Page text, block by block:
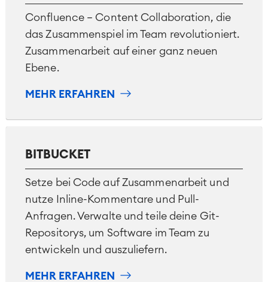
Confluence – Content Collaboration, die
das Zusammenspiel im Team revolutioniert.
Zusammenarbeit auf einer ganz neuen
Ebene.
MEHR ERFAHREN
BITBUCKET
Setze bei Code auf Zusammenarbeit und
nutze Inline-Kommentare und Pull-
Anfragen. Verwalte und teile deine Git-
Repositorys, um Software im Team zu
entwickeln und auszuliefern.
MEHR ERFAHREN